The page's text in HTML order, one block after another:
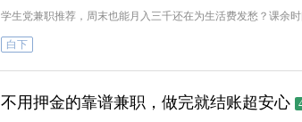
学生党兼职推荐，周末也能月入三千还在为生活费发愁？课余
白下
不用押金的靠谱兼职，做完就结账超安心